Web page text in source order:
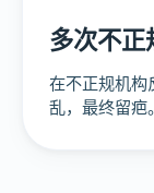
多次不正
在不正规机构
乱，最终留疤。